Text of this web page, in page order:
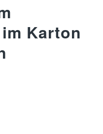
Karton